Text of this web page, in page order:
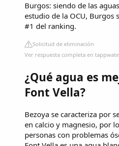
Burgos: siendo de las
estudio de la OCU, Burgos
#1 del ranking.
Solicitud de eliminación
Ver respuesta completa en
¿Qué agua es
Font Vella?
Bezoya se caracteriza por
en calcio y magnesio, por
personas con problemas